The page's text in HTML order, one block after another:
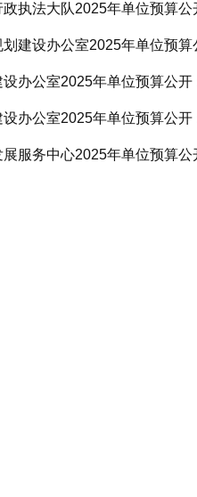
执法大队2025年单位预算公
建设办公室2025年单位预算
办公室2025年单位预算公开
办公室2025年单位预算公开
服务中心2025年单位预算公